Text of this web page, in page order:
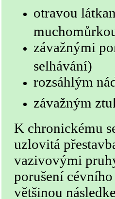
otravou
závažnými
selhávání)
rozsáhlým
závažným
K chronickému
uzlovitá
vazivovými
porušení cévního
většinou